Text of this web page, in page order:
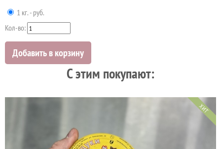
1 кг. - руб.
Кол-во:
Добавить в корзину
C этим покупают:
ХИТ